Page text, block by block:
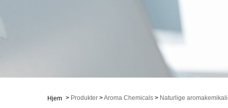
Hjem > Produkter >Aroma Chemicals > Naturlige